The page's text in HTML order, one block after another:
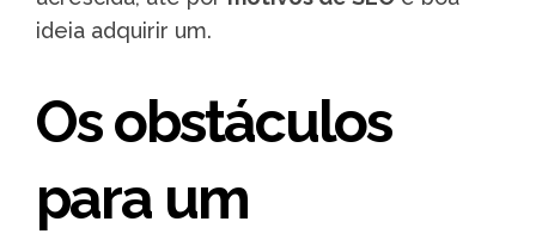
ideia adquirir um.
Os obstáculos
para um